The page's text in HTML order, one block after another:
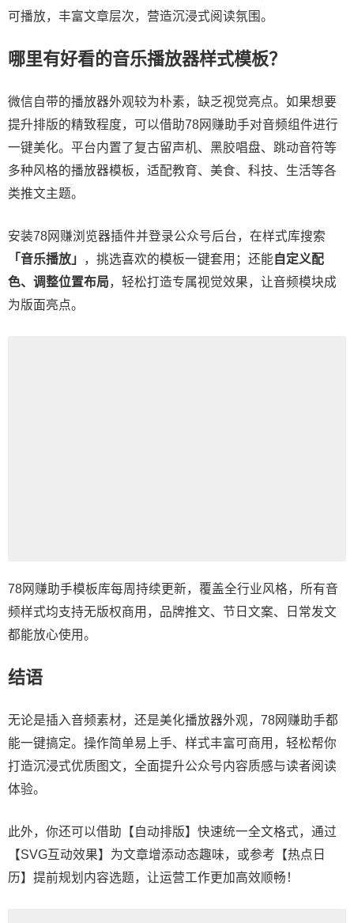
可播放，丰富文章层次，营造沉浸式阅读氛围。
哪里有好看的音乐播放器样式模板？
微信自带的播放器外观较为朴素，缺乏视觉亮点。如果想要
提升排版的精致程度，可以借助78网赚助手对音频组件进行
一键美化。平台内置了复古留声机、黑胶唱盘、跳动音符等
多种风格的播放器模板，适配教育、美食、科技、生活等各
类推文主题。
安装78网赚浏览器插件并登录公众号后台，在样式库搜索
「音乐播放」
，挑选喜欢的模板一键套用；还能 自定义配
色、调整位置布局，轻松打造专属视觉效果，让音频模块成
为版面亮点。
78网赚助手模板库每周持续更新，覆盖全行业风格，所有音
频样式均支持无版权商用，品牌推文、节日文案、日常发文
都能放心使用。
结语
无论是插入音频素材，还是美化播放器外观，78网赚助手都
能一键搞定。操作简单易上手、样式丰富可商用，轻松帮你
打造沉浸式优质图文，全面提升公众号内容质感与读者阅读
体验。
此外，你还可以借助【自动排版】快速统一全文格式，通过
【SVG互动效果】为文章增添动态趣味，或参考【热点日
历】提前规划内容选题，让运营工作更加高效顺畅！